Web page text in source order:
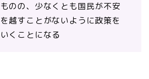
のの、少なくとも国民が不安
越すことがないように政策を
くことになる